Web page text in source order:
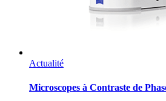
Actualité
Microscopes à Contraste de